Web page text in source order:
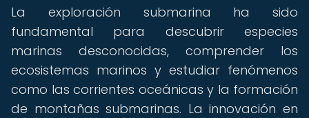
La exploración submarina ha sido
fundamental para descubrir especies
marinas desconocidas, comprender los
ecosistemas marinos y estudiar fenómenos
como las corrientes oceánicas y la formación
de montañas submarinas. La innovación en